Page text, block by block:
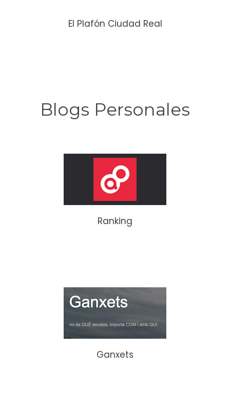
El Plafón Ciudad Real
Blogs Personales
Ranking
Ganxets